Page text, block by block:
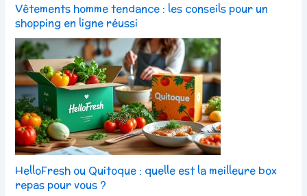
Vêtements homme tendance : les conseils pour un
shopping en ligne réussi
HelloFresh ou Quitoque : quelle est la meilleure box
repas pour vous ?